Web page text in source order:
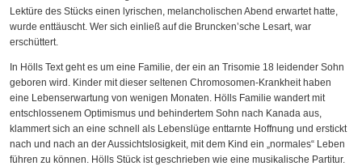
Lektüre des Stücks einen lyrischen, melancholischen Abend erwartet hatte,
wurde enttäuscht. Wer sich einließ auf die Bruncken’sche Lesart, war
erschüttert.
In Hölls Text geht es um eine Familie, der ein an Trisomie 18 leidender Sohn
geboren wird. Kinder mit dieser seltenen Chromosomen-Krankheit haben
eine Lebenserwartung von wenigen Monaten. Hölls Familie wandert mit
entschlossenem Optimismus und behindertem Sohn nach Kanada aus,
klammert sich an eine schnell als Lebenslüge enttarnte Hoffnung und erstickt
nach und nach an der Aussichtslosigkeit, mit dem Kind ein „normales“ Leben
führen zu können. Hölls Stück ist geschrieben wie eine musikalische Partitur.